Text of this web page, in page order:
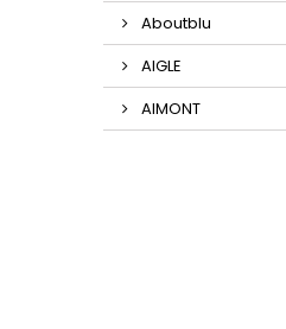
Aboutblu
AIGLE
AIMONT